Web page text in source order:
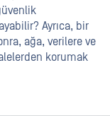
Ayrıca, bir
ağa, verilere ve
korumak